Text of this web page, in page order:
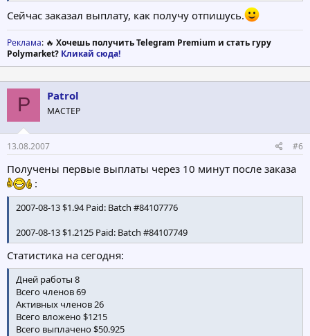
хотим проверить и устранить любые проблемы, которые мы
можем иметь с выплатами прежде, чем мы станем немного
больше. Обычно, мы позволим выплаты каждые 15-30 дней.
Помните, когда Вы закажите выплату сегодня, наши сроки
заявляют, что мы имеем 1-5 дней, чтобы заплатить Вам.....
Еще раз спасибо за выбор ZProSurf.
ZProSurf
Админ
Сейчас заказал выплату, как получу отпишусь.
Реклама: 🔥 Хочешь получить Telegram Premium и стать гуру
Polymarket? Кликай сюда!
P Patrol
МАСТЕР
13.08.2007 #6
Получены первые выплаты через 10 минут после заказа
:
2007-08-13 $1.94 Paid: Batch #84107776
2007-08-13 $1.2125 Paid: Batch #84107749
Статистика на сегодня:
Дней работы 8
Всего членов 69
Активных членов 26
Всего вложено $1215
Всего выплачено $50.925